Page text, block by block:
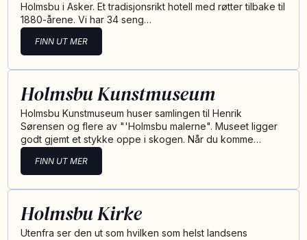
Holmsbu i Asker. Et tradisjonsrikt hotell med røtter tilbake til
1880-årene. Vi har 34 seng…
FINN UT MER
Holmsbu Kunstmuseum
Holmsbu Kunstmuseum huser samlingen til Henrik
Sørensen og flere av "'Holmsbu malerne". Museet ligger
godt gjemt et stykke oppe i skogen. Når du komme…
FINN UT MER
Holmsbu Kirke
Utenfra ser den ut som hvilken som helst landsens